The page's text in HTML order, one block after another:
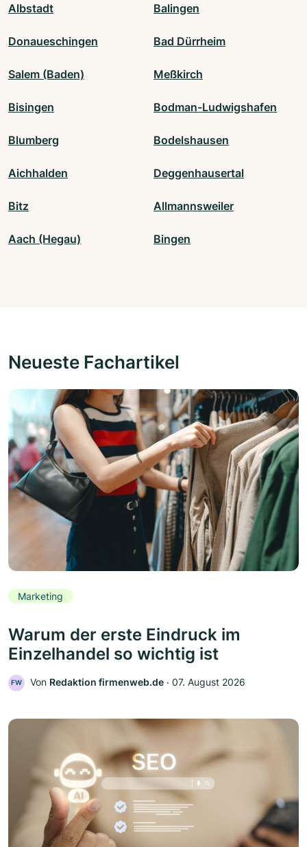
Albstadt Balingen
Donaueschingen Bad Dürrheim
Salem (Baden) Meßkirch
Bisingen Bodman-Ludwigshafen
Blumberg Bodelshausen
Aichhalden Deggenhausertal
Bitz Allmannsweiler
Aach (Hegau) Bingen
Neueste Fachartikel
Marketing
Warum der erste Eindruck im
Einzelhandel so wichtig ist
FW Von Redaktion firmenweb.de ‧ 07. August 2026